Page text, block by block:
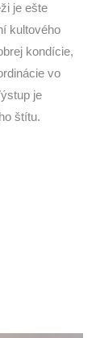
je ešte
kultového
kondície,
vo
je
štítu.